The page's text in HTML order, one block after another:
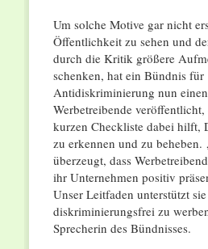
Um solche Motive gar nicht
Öffentlichkeit zu sehen und
durch die Kritik größere
schenken, hat ein Bündnis für
Antidiskriminierung nun
Werbetreibende
kurzen Checkliste dabei hilft,
zu erkennen und zu beheben.
überzeugt, dass
ihr Unternehmen positiv
Unser Leitfaden unterstützt
diskriminierungsfrei zu
Sprecherin des Bündnisses.